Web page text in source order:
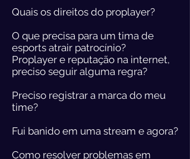
Quais os direitos do proplayer?
O que precisa para um tima de
esports atrair patrocínio?
Proplayer e reputação na internet,
preciso seguir alguma regra?
Preciso registrar a marca do meu
time?
Fui banido em uma stream e agora?
Como resolver problemas em